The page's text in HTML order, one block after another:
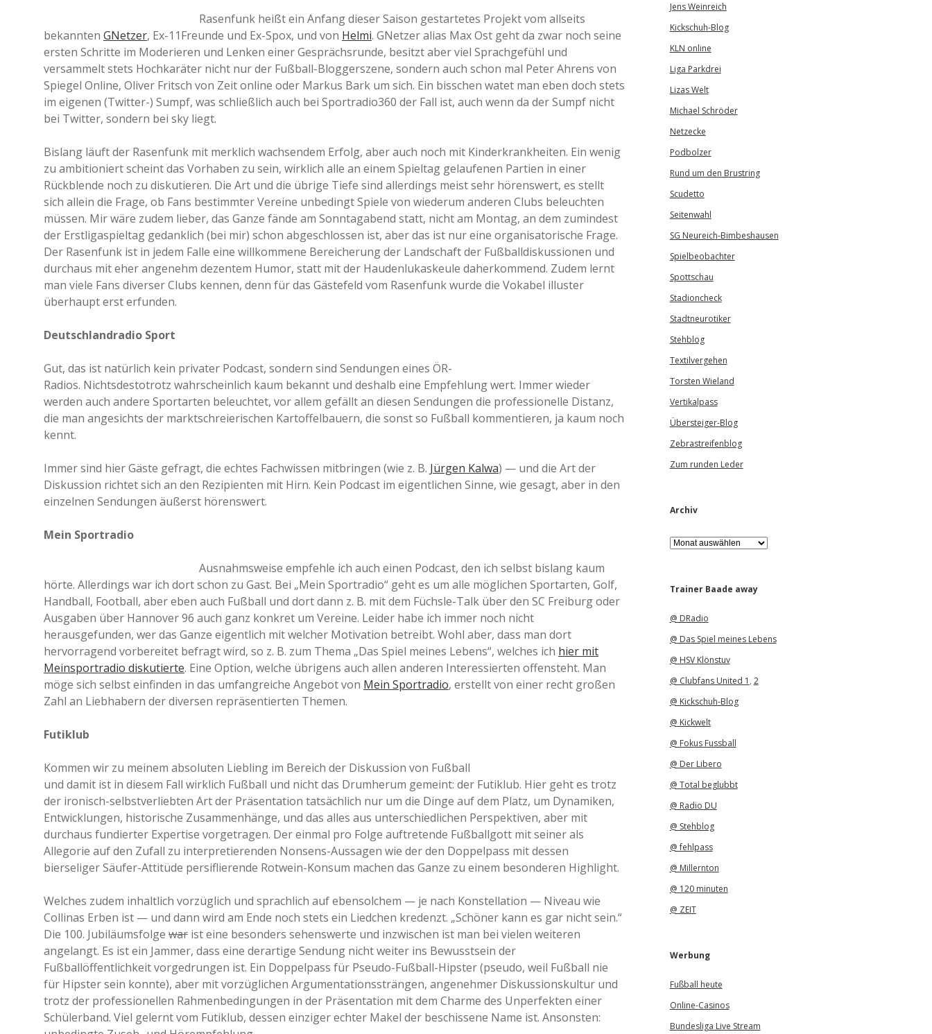
Rasenfunk heißt ein Anfang dieser Saison gestartetes Projekt vom allseits
bekannten GNetzer, Ex-11Freunde und Ex-Spox, und von Helmi. GNetzer alias Max Ost geht da zwar noch seine
ersten Schritte im Moderieren und Lenken einer Gesprächsrunde, besitzt aber viel Sprachgefühl und
versammelt stets Hochkaräter nicht nur der Fußball-Bloggerszene, sondern auch schon mal Peter Ahrens von
Spiegel Online, Oliver Fritsch von Zeit online oder Markus Bark um sich. Ein bisschen watet man eben doch stets
im eigenen (Twitter-) Sumpf, was schließlich auch bei Sportradio360 der Fall ist, auch wenn da der Sumpf nicht
bei Twitter, sondern bei sky liegt.
Bislang läuft der Rasenfunk mit merklich wachsendem Erfolg, aber auch noch mit Kinderkrankheiten. Ein wenig
zu ambitioniert scheint das Vorhaben zu sein, wirklich alle an einem Spieltag gelaufenen Partien in einer
Rückblende noch zu diskutieren. Die Art und die übrige Tiefe sind allerdings meist sehr hörenswert, es stellt
sich allein die Frage, ob Fans bestimmter Vereine unbedingt Spiele von wiederum anderen Clubs beleuchten
müssen. Mir wäre zudem lieber, das Ganze fände am Sonntagabend statt, nicht am Montag, an dem zumindest
der Erstligaspieltag gedanklich (bei mir) schon abgeschlossen ist, aber das ist nur eine organisatorische Frage.
Der Rasenfunk ist in jedem Falle eine willkommene Bereicherung der Landschaft der Fußballdiskussionen und
durchaus mit eher angenehm dezentem Humor, statt mit der Haudenlukaskeule daherkommend. Zudem lernt
man viele Fans diverser Clubs kennen, denn für das Gästefeld vom Rasenfunk wurde die Vokabel illuster
überhaupt erst erfunden.
Deutschlandradio Sport
Gut, das ist natürlich kein privater Podcast, sondern sind Sendungen eines ÖR-
Radios. Nichtsdestotrotz wahrscheinlich kaum bekannt und deshalb eine Empfehlung wert. Immer wieder
werden auch andere Sportarten beleuchtet, vor allem gefällt an diesen Sendungen die professionelle Distanz,
die man angesichts der marktschreierischen Kartoffelbauern, die sonst so Fußball kommentieren, ja kaum noch
kennt.
Immer sind hier Gäste gefragt, die echtes Fachwissen mitbringen (wie z. B. Jürgen Kalwa) — und die Art der
Diskussion richtet sich an den Rezipienten mit Hirn. Kein Podcast im eigentlichen Sinne, wie gesagt, aber in den
einzelnen Sendungen äußerst hörenswert.
Mein Sportradio
Ausnahmsweise empfehle ich auch einen Podcast, den ich selbst bislang kaum
hörte. Allerdings war ich dort schon zu Gast. Bei „Mein Sportradio“ geht es um alle möglichen Sportarten, Golf,
Handball, Football, aber eben auch Fußball und dort dann z. B. mit dem Füchsle-Talk über den SC Freiburg oder
Ausgaben über Hannover 96 auch ganz konkret um Vereine. Leider habe ich immer noch nicht
herausgefunden, wer das Ganze eigentlich mit welcher Motivation betreibt. Wohl aber, dass man dort
hervorragend vorbereitet befragt wird, so z. B. zum Thema „Das Spiel meines Lebens“, welches ich hier mit
Meinsportradio diskutierte. Eine Option, welche übrigens auch allen anderen Interessierten offensteht. Man
möge sich selbst einfinden in das umfangreiche Angebot von Mein Sportradio, erstellt von einer recht großen
Zahl an Liebhabern der diversen repräsentierten Themen.
Futiklub
Kommen wir zu meinem absoluten Liebling im Bereich der Diskussion von Fußball
und damit ist in diesem Fall wirklich Fußball und nicht das Drumherum gemeint: der Futiklub. Hier geht es trotz
der ironisch-selbstverliebten Art der Präsentation tatsächlich nur um die Dinge auf dem Platz, um Dynamiken,
Entwicklungen, historische Zusammenhänge, und das alles aus unterschiedlichen Perspektiven, aber mit
durchaus fundierter Expertise vorgetragen. Der einmal pro Folge auftretende Fußballgott mit seiner als
Allegorie auf den Zufall zu interpretierenden Nonsens-Aussagen wie der den Doppelpass mit dessen
bierseliger Säufer-Attitüde persiflierende Rotwein-Konsum machen das Ganze zu einem besonderen Highlight.
Welches zudem inhaltlich vorzüglich und sprachlich auf ebensolchem — je nach Konstellation — Niveau wie
Collinas Erben ist — und dann wird am Ende noch stets ein Liedchen kredenzt. „Schöner kann es gar nicht sein.“
Die 100. Jubiläumsfolge war ist eine besonders sehenswerte und inzwischen ist man bei vielen weiteren
angelangt. Es ist ein Jammer, dass eine derartige Sendung nicht weiter ins Bewusstsein der
Fußballöffentlichkeit vorgedrungen ist. Ein Doppelpass für Pseudo-Fußball-Hipster (pseudo, weil Fußball nie
für Hipster sein konnte), aber mit vorzüglichen Argumentationssträngen, angenehmer Diskussionskultur und
trotz der professionellen Rahmenbedingungen in der Präsentation mit dem Charme des Unperfekten einer
Schülerband. Viel gelernt vom Futiklub, dessen einziger echter Makel der beschissene Name ist. Ansonsten:
Jens Weinreich
Kickschuh-Blog
KLN online
Liga Parkdrei
Lizas Welt
Michael Schröder
Netzecke
Podbolzer
Rund um den Brustring
Scudetto
Seitenwahl
SG Neureich-Bimbeshausen
Spielbeobachter
Spottschau
Stadioncheck
Stadtneurotiker
Stehblog
Textilvergehen
Torsten Wieland
Vertikalpass
Übersteiger-Blog
Zebrastreifenblog
Zum runden Leder
Archiv
A
r
iTrainer Baade away
@ DRadio
@ Das Spiel meines Lebens
@ HSV Klönstuv
@ Clubfans United 1 , 2
@ Kickschuh-Blog
@ Kickwelt
@ Fokus Fussball
@ Der Libero
@ Total beglubbt
@ Radio DU
@ Stehblog
@ fehlpass
@ Millernton
@ 120 minuten
@ ZEIT
Werbung
Fußball heute
Online-Casinos
Bundesliga Live Stream